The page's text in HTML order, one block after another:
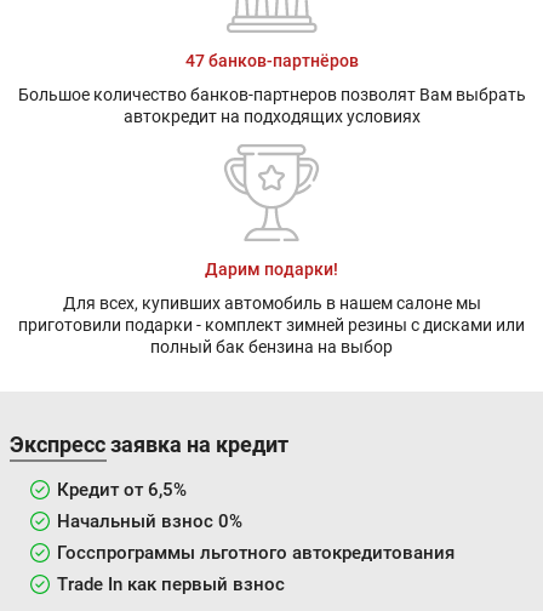
47 банков-партнёров
Большое количество банков-партнеров позволят Вам выбрать
автокредит на подходящих условиях
Дарим подарки!
Для всех, купивших автомобиль в нашем салоне мы
приготовили подарки - комплект зимней резины с дисками или
полный бак бензина на выбор
Экспресс заявка на кредит
Кредит от 6,5%
Начальный взнос 0%
Госспрограммы льготного автокредитования
Trade In как первый взнос